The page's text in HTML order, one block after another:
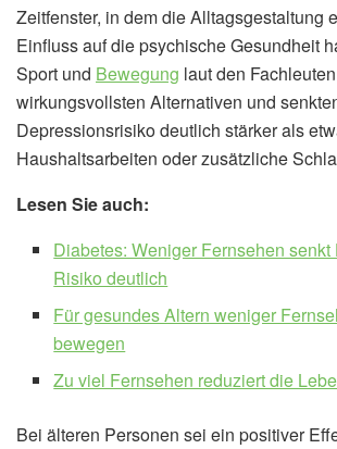
Zeitfenster, in dem die Alltagsgestaltung
Einfluss auf die psychische Gesundheit
Sport und Bewegung laut den
wirkungsvollsten Alternativen und
Depressionsrisiko deutlich stärker als
Haushaltsarbeiten oder zusätzliche
Lesen Sie auch:
Diabetes: Weniger Fernsehen
Risiko deutlich
Für gesundes Altern weniger
bewegen
Zu viel Fernsehen reduziert die
Bei älteren Personen sei ein positiver